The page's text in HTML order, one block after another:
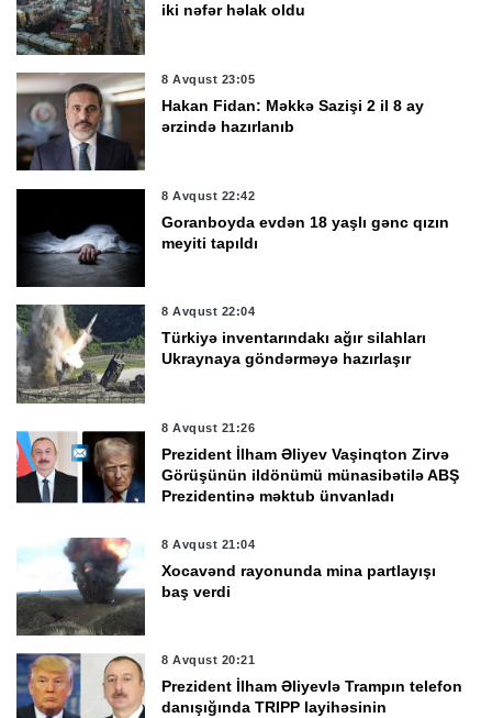
iki nəfər həlak oldu
8 Avqust 23:05
Hakan Fidan: Məkkə Sazişi 2 il 8 ay
ərzində hazırlanıb
8 Avqust 22:42
Goranboyda evdən 18 yaşlı gənc qızın
meyiti tapıldı
8 Avqust 22:04
Türkiyə inventarındakı ağır silahları
Ukraynaya göndərməyə hazırlaşır
8 Avqust 21:26
Prezident İlham Əliyev Vaşinqton Zirvə
Görüşünün ildönümü münasibətilə ABŞ
Prezidentinə məktub ünvanladı
8 Avqust 21:04
Xocavənd rayonunda mina partlayışı
baş verdi
8 Avqust 20:21
Prezident İlham Əliyevlə Trampın telefon
danışığında TRIPP layihəsinin